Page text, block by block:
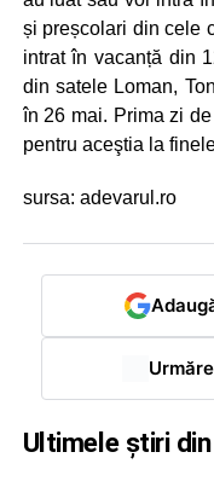
și preșcolari din cele
intrat în vacanță din
din satele Loman,
în 26 mai. Prima zi
pentru aceştia la
sursa: adevarul.ro
Ultimele știri